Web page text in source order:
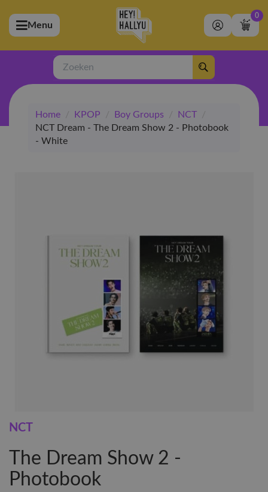
(Artiesten)
(Merchandise)
(Exclusive)
(Winkel)
Menu
0
Zoeken
Home / KPOP / Boy Groups / NCT
/
NCT Dream - The Dream Show 2 - Photobook
- White
NCT
The Dream Show 2 -
Photobook